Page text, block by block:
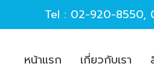
Tel : 02-920-8550,
หน้าแรก เกี่ยวกับเรา